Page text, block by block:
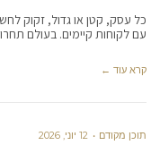
כל עסק, קטן או גדול, זקוק
עם לקוחות קיימים. בעולם
קרא עוד ←
תוכן מקודם 12 יוני, 2026